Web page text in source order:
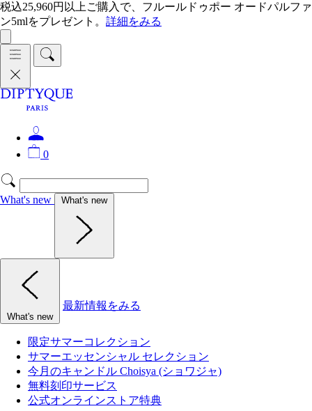
税込25,960円以上ご購入で、フルールドゥポー オードパルファ
ン5mlをプレゼント。 詳細をみる
0
What's new What's new
What's new
最新情報をみる
限定サマーコレクション
サマーエッセンシャル セレクション
今月のキャンドル Choisya (ショワジャ)
無料刻印サービス
公式オンラインストア特典